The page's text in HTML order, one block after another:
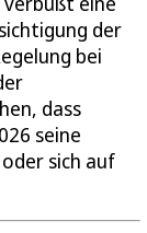
der
bei
dass
seine
sich auf